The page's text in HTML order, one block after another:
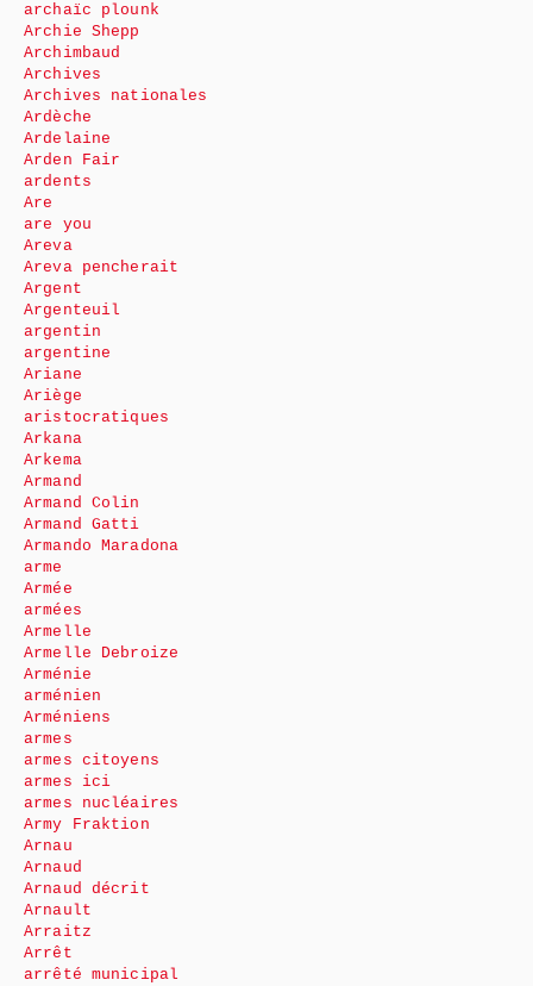
archaïc plounk
Archie Shepp
Archimbaud
Archives
Archives nationales
Ardèche
Ardelaine
Arden Fair
ardents
Are
are you
Areva
Areva pencherait
Argent
Argenteuil
argentin
argentine
Ariane
Ariège
aristocratiques
Arkana
Arkema
Armand
Armand Colin
Armand Gatti
Armando Maradona
arme
Armée
armées
Armelle
Armelle Debroize
Arménie
arménien
Arméniens
armes
armes citoyens
armes ici
armes nucléaires
Army Fraktion
Arnau
Arnaud
Arnaud décrit
Arnault
Arraitz
Arrêt
arrêté municipal